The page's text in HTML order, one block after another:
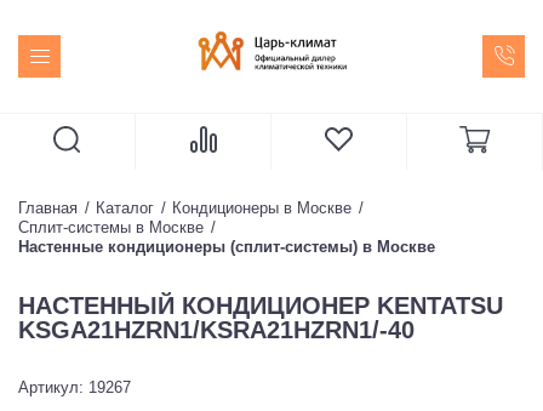
Главная Каталог
Кондиционеры в Москве
Сплит-системы в Москве
Настенные кондиционеры (сплит-системы) в Москве
НАСТЕННЫЙ КОНДИЦИОНЕР KENTATSU
KSGA21HZRN1/KSRA21HZRN1/-40
Артикул: 19267